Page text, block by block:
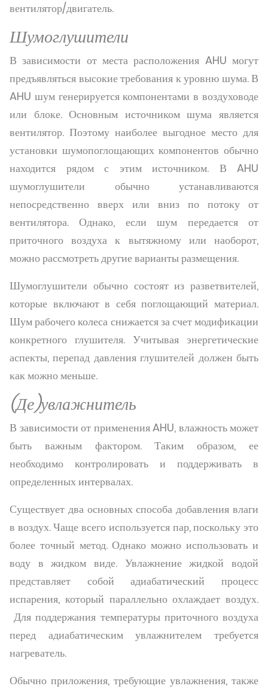
вентилятор/двигатель.
Шумоглушители
В зависимости от места расположения AHU могут
предъявляться высокие требования к уровню шума. В
AHU шум генерируется компонентами в воздуховоде
или блоке. Основным источником шума является
вентилятор. Поэтому наиболее выгодное место для
установки шумопоглощающих компонентов обычно
находится рядом с этим источником. В AHU
шумоглушители обычно устанавливаются
непосредственно вверх или вниз по потоку от
вентилятора. Однако, если шум передается от
приточного воздуха к вытяжному или наоборот,
можно рассмотреть другие варианты размещения.
Шумоглушители обычно состоят из разветвителей,
которые включают в себя поглощающий материал.
Шум рабочего колеса снижается за счет модификации
конкретного глушителя. Учитывая энергетические
аспекты, перепад давления глушителей должен быть
как можно меньше.
(Де)увлажнитель
В зависимости от применения AHU, влажность может
быть важным фактором. Таким образом, ее
необходимо контролировать и поддерживать в
определенных интервалах.
Существует два основных способа добавления влаги
в воздух. Чаще всего используется пар, поскольку это
более точный метод. Однако можно использовать и
воду в жидком виде. Увлажнение жидкой водой
представляет собой адиабатический процесс
испарения, который параллельно охлаждает воздух.
Для поддержания температуры приточного воздуха
перед адиабатическим увлажнителем требуется
нагреватель.
Обычно приложения, требующие увлажнения, также